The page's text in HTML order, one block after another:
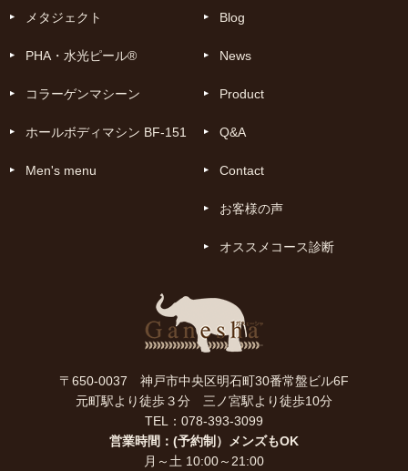
メタジェクト
PHA・水光ピール®
コラーゲンマシーン
ホールボディマシン BF-151
Men's menu
Blog
News
Product
Q&A
Contact
お客様の声
オススメコース診断
〒650-0037 神戸市中央区明石町30番常盤ビル6F
元町駅より徒歩３分 三ノ宮駅より徒歩10分
TEL：078-393-3099
営業時間：(予約制）メンズもOK
月～土 10:00～21:00